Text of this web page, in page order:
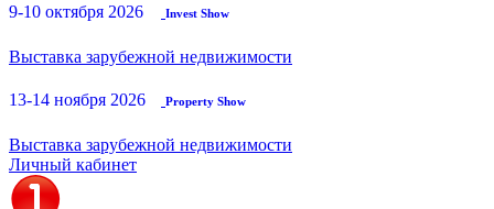
9-10 октября 2026 Invest Show
Выставка зарубежной недвижимости
13-14 ноября 2026 Property Show
Выставка зарубежной недвижимости
Личный кабинет